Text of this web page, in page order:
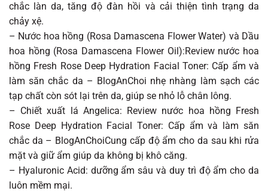
chắc làn da, tăng độ đàn hồi và cải thiện tình trạng da
chảy xệ.
– Nước hoa hồng (Rosa Damascena Flower Water) và Dầu
hoa hồng (Rosa Damascena Flower Oil):Review nước hoa
hồng Fresh Rose Deep Hydration Facial Toner: Cấp ẩm và
làm săn chắc da – BlogAnChoi nhẹ nhàng làm sạch các
tạp chất còn sót lại trên da, giúp se nhỏ lỗ chân lông.
– Chiết xuất lá Angelica: Review nước hoa hồng Fresh
Rose Deep Hydration Facial Toner: Cấp ẩm và làm săn
chắc da – BlogAnChoiCung cấp độ ẩm cho da sau khi rửa
mặt và giữ ẩm giúp da không bị khô căng.
– Hyaluronic Acid: dưỡng ẩm sâu và duy trì độ ẩm cho da
luôn mềm mại.